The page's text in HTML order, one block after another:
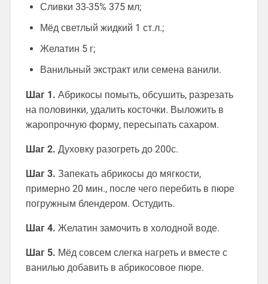
Сливки 33-35% 375 мл;
Мёд светлый жидкий 1 ст.л.;
Желатин 5 г;
Ванильный экстракт или семена ванили.
Шаг 1. Абрикосы помыть, обсушить, разрезать
на половинки, удалить косточки. Выложить в
жаропрочную форму, пересыпать сахаром.
Шаг 2. Духовку разогреть до 200с.
Шаг 3. Запекать абрикосы до мягкости,
примерно 20 мин., после чего перебить в пюре
погружным блендером. Остудить.
Шаг 4. Желатин замочить в холодной воде.
Шаг 5. Мёд совсем слегка нагреть и вместе с
ванилью добавить в абрикосовое пюре.